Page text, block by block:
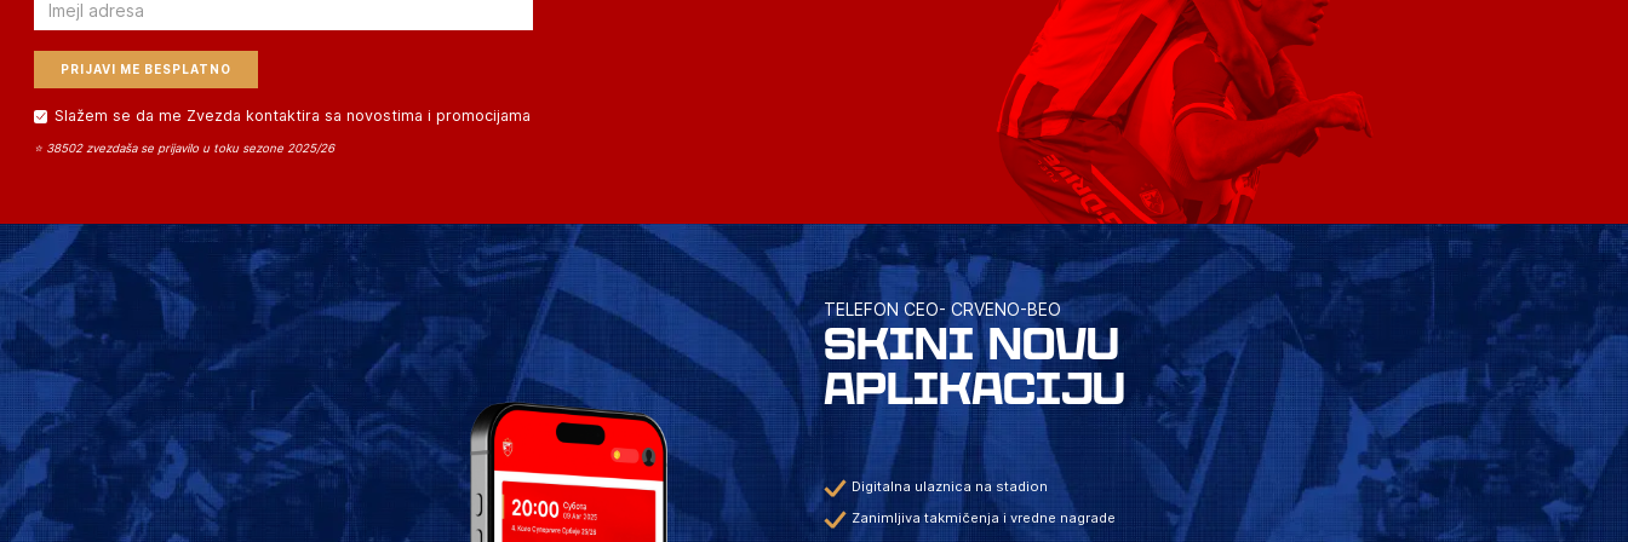
Slažem se da me Zvezda kontaktira sa novostima i promocijama
⭐ 38502 zvezdaša se prijavilo u toku sezone 2025/26
TELEFON CEO- CRVENO-BEO
SKINI NOVU
APLIKACIJU
Digitalna ulaznica na stadion
Zanimljiva takmičenja i vredne nagrade